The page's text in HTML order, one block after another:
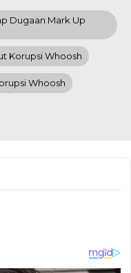
Dugaan Mark Up
Korupsi Whoosh
Whoosh